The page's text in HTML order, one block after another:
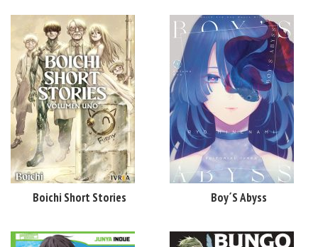
Boichi Short Stories Boy´s Abyss